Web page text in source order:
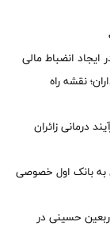
انضباط مالی
نقشه راه
درمانی زائران
به بانک اول خصوصی
حسینی در